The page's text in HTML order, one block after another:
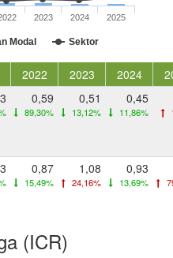
Modal Sektor
2023 2024 2025
2022 2023 2024
0,59
89,30%
0,51
13,12%
0,45
11,86%
0,87
15,49%
1,08
24,16%
0,93
13,69%
(ICR)